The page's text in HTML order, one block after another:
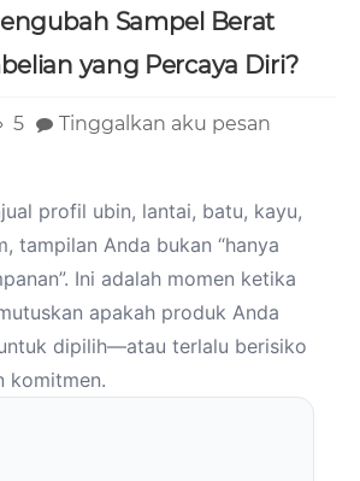
Sampel Berat
yang Percaya Diri?
5 Tinggalkan aku pesan
profil ubin, lantai, batu, kayu,
tampilan Anda bukan “hanya
Ini adalah momen ketika
apakah produk Anda
dipilih—atau terlalu berisiko
komitmen.